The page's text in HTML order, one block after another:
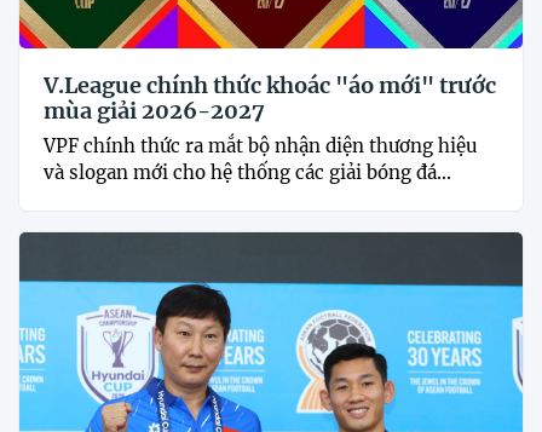
V.League chính thức khoác "áo mới" trước
mùa giải 2026-2027
VPF chính thức ra mắt bộ nhận diện thương hiệu
và slogan mới cho hệ thống các giải bóng đá...